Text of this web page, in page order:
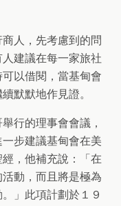
人，先考慮到的問
建議在每一家旅社
以借閱，當基甸會
默默地作見證。
行的理事會會議，
步建議基甸會在美
，他補充說：「在
動，而且將是極為
」此項計劃於１９